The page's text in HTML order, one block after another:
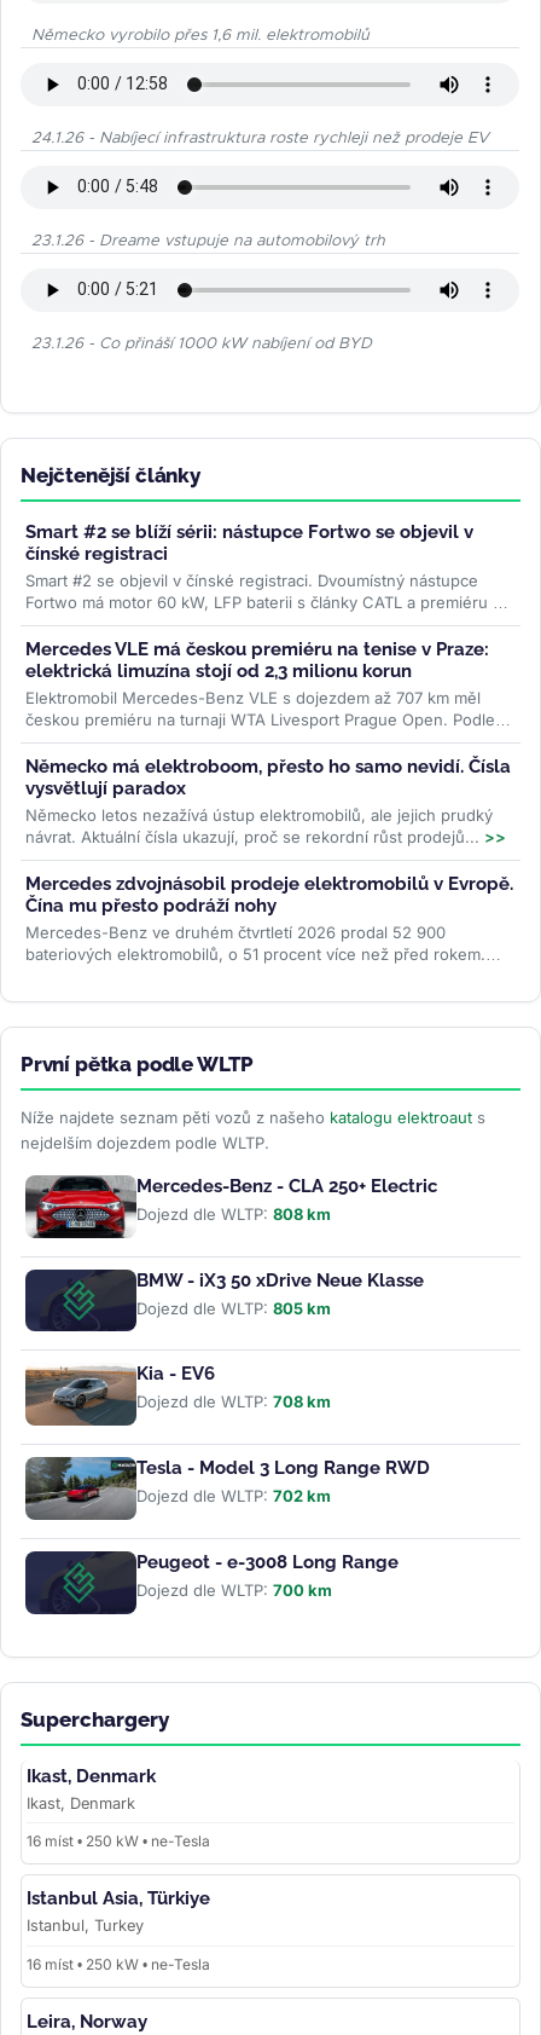
Německo vyrobilo přes 1,6 mil. elektromobilů
24.1.26 - Nabíjecí infrastruktura roste rychleji než prodeje EV
23.1.26 - Dreame vstupuje na automobilový trh
23.1.26 - Co přináší 1000 kW nabíjení od BYD
Nejčtenější články
Smart #2 se blíží sérii: nástupce Fortwo se objevil v
čínské registraci
Smart #2 se objevil v čínské registraci. Dvoumístný nástupce
Fortwo má motor 60 kW, LFP baterii s články CATL a premiéru v
říjnu....>>
Mercedes VLE má českou premiéru na tenise v Praze:
elektrická limuzína stojí od 2,3 milionu korun
Elektromobil Mercedes-Benz VLE s dojezdem až 707 km měl
českou premiéru na turnaji WTA Livesport Prague Open. Podle
konfigurátoru automobilky...>>
Německo má elektroboom, přesto ho samo nevidí. Čísla
vysvětlují paradox
Německo letos nezažívá ústup elektromobilů, ale jejich prudký
návrat. Aktuální čísla ukazují, proč se rekordní růst prodejů... >>
Mercedes zdvojnásobil prodeje elektromobilů v Evropě.
Čína mu přesto podráží nohy
Mercedes-Benz ve druhém čtvrtletí 2026 prodal 52 900
bateriových elektromobilů, o 51 procent více než před rokem.
První pětka podle WLTP
Níže najdete seznam pěti vozů z našeho katalogu elektroaut s
nejdelším dojezdem podle WLTP.
Mercedes-Benz - CLA 250+ Electric
Dojezd dle WLTP: 808 km
BMW - iX3 50 xDrive Neue Klasse
Dojezd dle WLTP: 805 km
Kia - EV6
Dojezd dle WLTP: 708 km
Tesla - Model 3 Long Range RWD
Dojezd dle WLTP: 702 km
Peugeot - e-3008 Long Range
Dojezd dle WLTP: 700 km
Superchargery
Ikast, Denmark
Ikast, Denmark
16 míst • 250 kW • ne-Tesla
Istanbul Asia, Türkiye
Istanbul, Turkey
16 míst • 250 kW • ne-Tesla
Leira, Norway